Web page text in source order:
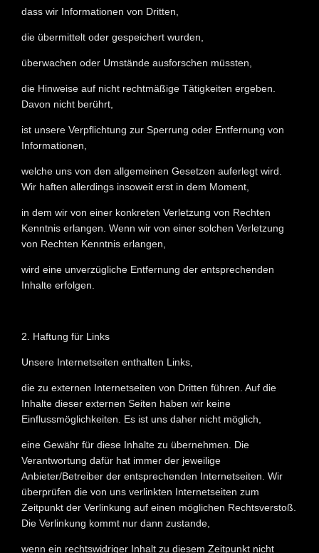
dass wir Informationen von Dritten,
die übermittelt oder gespeichert wurden,
überwachen oder Umstände ausforschen müssten,
die Hinweise auf nicht rechtmäßige Tätigkeiten ergeben.
Davon nicht berührt,
ist unsere Verpflichtung zur Sperrung oder Entfernung von
Informationen,
welche uns von den allgemeinen Gesetzen auferlegt wird.
Wir haften allerdings insoweit erst in dem Moment,
in dem wir von einer konkreten Verletzung von Rechten
Kenntnis erlangen. Wenn wir von einer solchen Verletzung
von Rechten Kenntnis erlangen,
wird eine unverzügliche Entfernung der entsprechenden
Inhalte erfolgen.
2. Haftung für Links
Unsere Internetseiten enthalten Links,
die zu externen Internetseiten von Dritten führen. Auf die
Inhalte dieser externen Seiten haben wir keine
Einflussmöglichkeiten. Es ist uns daher nicht möglich,
eine Gewähr für diese Inhalte zu übernehmen. Die
Verantwortung dafür hat immer der jeweilige
Anbieter/Betreiber der entsprechenden Internetseiten. Wir
überprüfen die von uns verlinkten Internetseiten zum
Zeitpunkt der Verlinkung auf einen möglichen Rechtsverstoß.
Die Verlinkung kommt nur dann zustande,
wenn ein rechtswidriger Inhalt zu diesem Zeitpunkt nicht